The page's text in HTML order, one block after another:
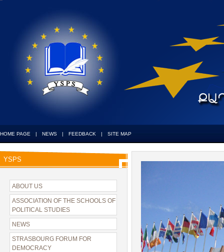
HOME PAGE | NEWS | FEEDBACK | SITE MAP
YSPS
ABOUT US
ASSOCIATION OF THE SCHOOLS OF
POLITICAL STUDIES
NEWS
STRASBOURG FORUM FOR
DEMOCRACY